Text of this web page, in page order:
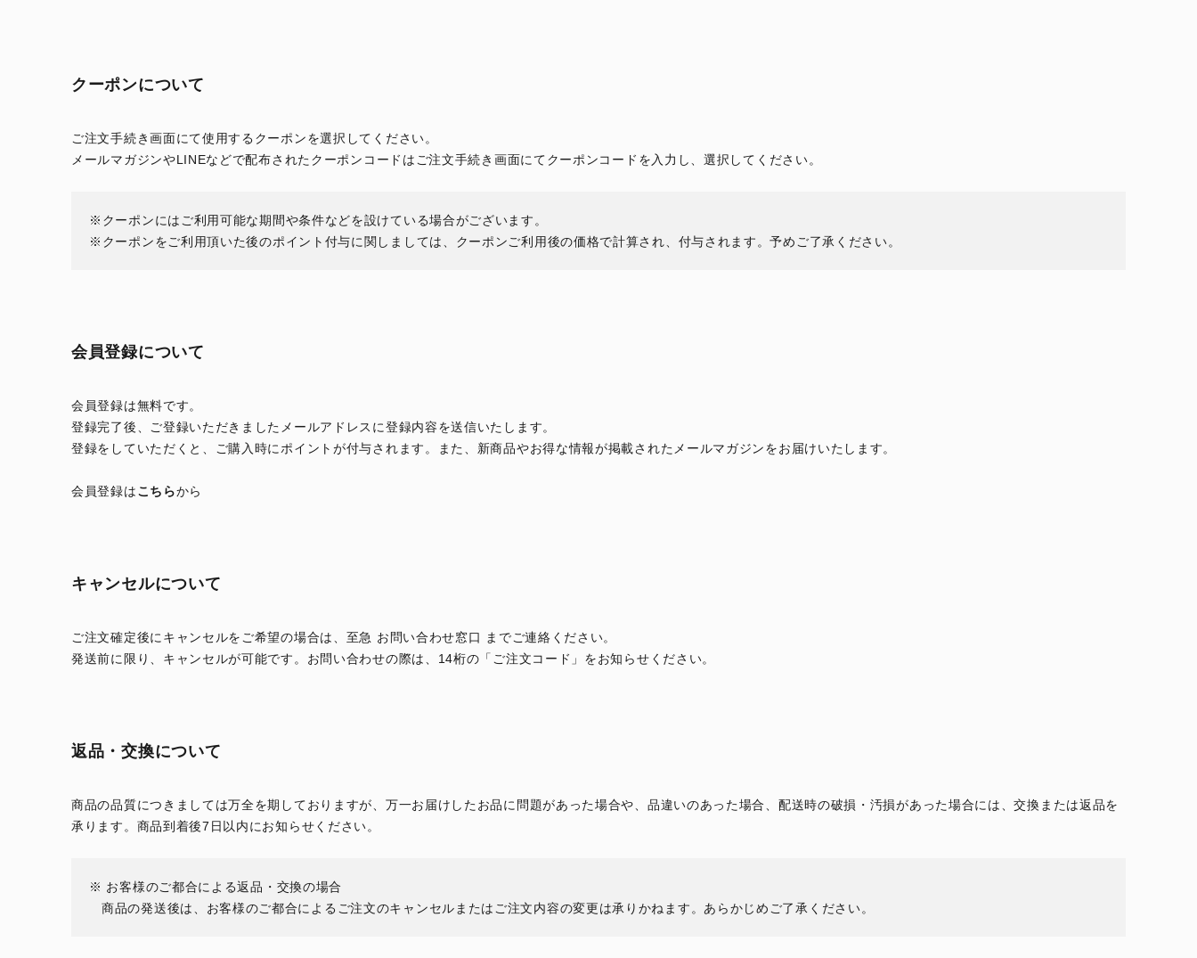
クーポンについて
ご注文手続き画面にて使用するクーポンを選択してください。
メールマガジンやLINEなどで配布されたクーポンコードはご注文手続き画面にてクーポンコードを入力し、選択してください。
クーポンにはご利用可能な期間や条件などを設けている場合がございます。
クーポンをご利用頂いた後のポイント付与に関しましては、クーポンご利用後の価格で計算され、付与されます。予めご了承ください。
会員登録について
会員登録は無料です。
登録完了後、ご登録いただきましたメールアドレスに登録内容を送信いたします。
登録をしていただくと、ご購入時にポイントが付与されます。また、新商品やお得な情報が掲載されたメールマガジンをお届けいたします。
会員登録はこちらから
キャンセルについて
ご注文確定後にキャンセルをご希望の場合は、至急 お問い合わせ窓口 までご連絡ください。
発送前に限り、キャンセルが可能です。お問い合わせの際は、14桁の「ご注文コード」をお知らせください。
返品・交換について
商品の品質につきましては万全を期しておりますが、万一お届けしたお品に問題があった場合や、品違いのあった場合、配送時の破損・汚損があった場合には、交換または返品を
承ります。商品到着後7日以内にお知らせください。
お客様のご都合による返品・交換の場合
商品の発送後は、お客様のご都合によるご注文のキャンセルまたはご注文内容の変更は承りかねます。あらかじめご了承ください。